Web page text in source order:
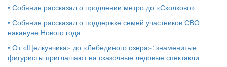
• Собянин рассказал о продлении метро до «Сколково»
• Собянин рассказал о поддержке семей участников СВО
накануне Нового года
• От «Щелкунчика» до «Лебединого озера»: знаменитые
фигуристы приглашают на сказочные ледовые спектакли